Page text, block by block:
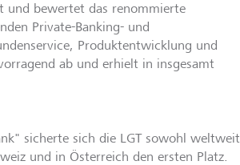
und bewertet das renommierte
Private-Banking- und
Produktentwicklung und
ab und erhielt in insgesamt
sicherte sich die LGT sowohl weltweit
und in Österreich den ersten Platz.